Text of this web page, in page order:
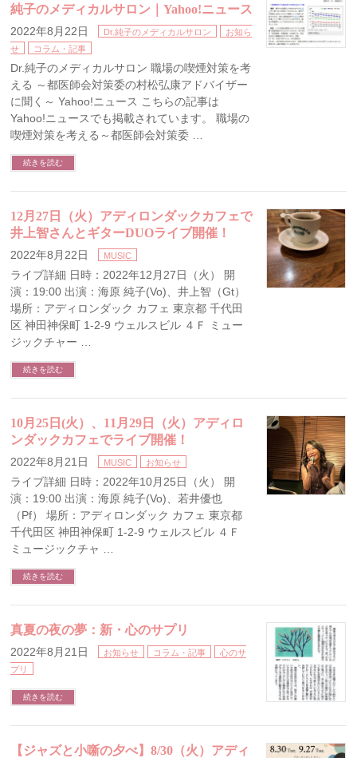
純子のメディカルサロン｜Yahoo!ニュース
2022年8月22日 Dr.純子のメディカルサロン
お知ら
せ
コラム・記事
Dr.純子のメディカルサロン 職場の喫煙対策を考
える ～都医師会対策委の村松弘康アドバイザー
に聞く～ Yahoo!ニュース こちらの記事は
Yahoo!ニュースでも掲載されています。 職場の
喫煙対策を考える～都医師会対策委 …
続きを読む
12月27日（火）アディロンダックカフェで
井上智さんとギターDUOライブ開催！
2022年8月22日 MUSIC
ライブ詳細 日時：2022年12月27日（火） 開
演：19:00 出演：海原 純子(Vo)、井上智（Gt）
場所：アディロンダック カフェ 東京都 千代田
区 神田神保町 1-2-9 ウェルスビル ４Ｆ ミュー
ジックチャー …
続きを読む
10月25日(火）、11月29日（火）アディロ
ンダックカフェでライブ開催！
2022年8月21日 MUSIC お知らせ
ライブ詳細 日時：2022年10月25日（火） 開
演：19:00 出演：海原 純子(Vo)、若井優也
（Pf） 場所：アディロンダック カフェ 東京都
千代田区 神田神保町 1-2-9 ウェルスビル ４Ｆ
ミュージックチャ …
続きを読む
真夏の夜の夢：新・心のサプリ
2022年8月21日 お知らせ コラム・記事
心のサ
プリ
続きを読む
【ジャズと小噺の夕べ】8/30（火）アディ